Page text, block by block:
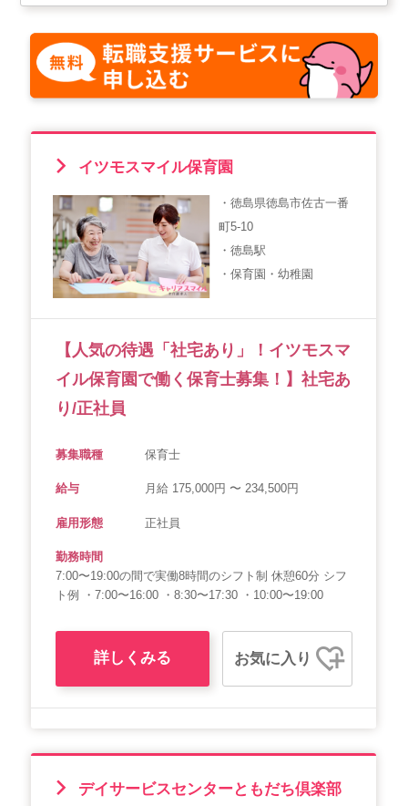
介護・看護のお仕事について
WEB勤怠
支店連絡先一覧
会社概要 個人情報保護方針
お知らせ 採用担当者様へ サイトマップ
イツモスマイル保育園
・徳島県徳島市佐古一番
町5-10
・徳島駅
・保育園・幼稚園
【人気の待遇「社宅あり」！イツモスマ
イル保育園で働く保育士募集！】社宅あ
り/正社員
募集職種 保育士
給与 月給 175,000円 〜 234,500円
雇用形態 正社員
勤務時間
7:00〜19:00の間で実働8時間のシフト制 休憩60分 シフ
ト例 ・7:00〜16:00 ・8:30〜17:30 ・10:00〜19:00
詳しくみる お気に入り
デイサービスセンターともだち倶楽部